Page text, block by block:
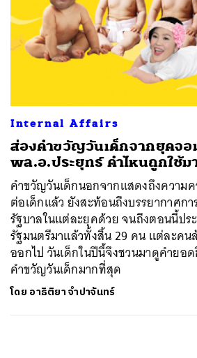
Internal Affairs
ส่องคำขวัญวันเด็กจากยุคจ
พล.อ.ประยุทธ์ คำไหนถูกใช้
คำขวัญวันเด็กนอกจากแสดงถึงความ
ต่อเด็กแล้ว ยังสะท้อนถึงบรรยากาศกา
รัฐบาลในแต่ละยุคด้วย จนถึงตอนนี้ปร
รัฐมนตรีมาแล้วทั้งสิ้น 29 คน แต่ละคน
ออกไป วันเด็กในปีนี้จึงชวนมาดูคำยอ
คำขวัญวันเด็กมากที่สุด
โดย อาธิติยา จำปาจันทร์
SHARE